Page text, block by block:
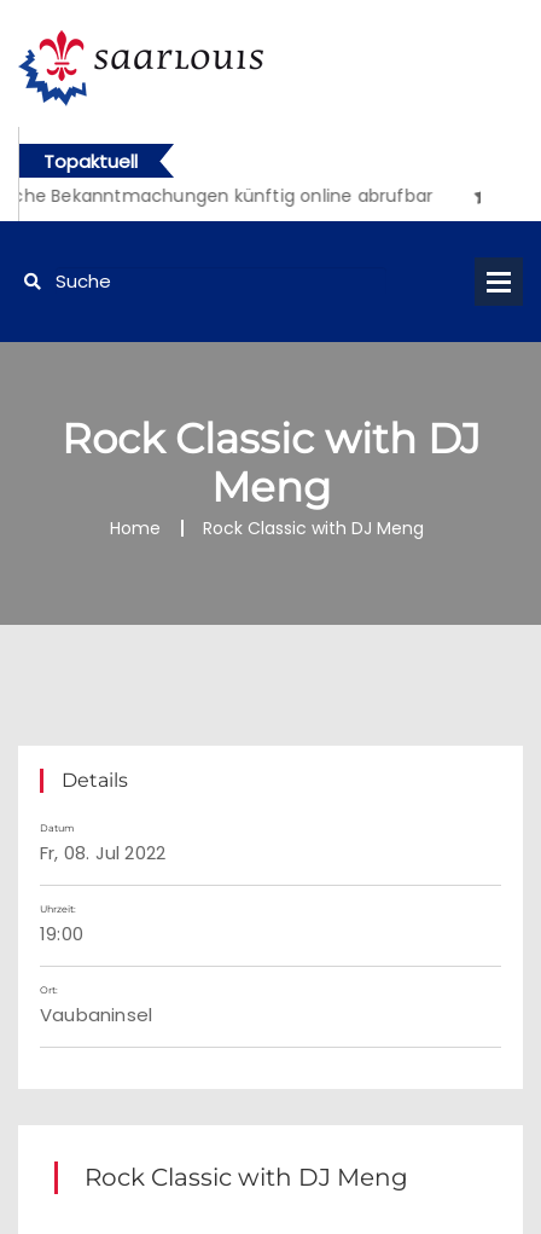
Topaktuell
Bekanntmachungen künftig online abrufbar
Rock Classic with DJ
Meng
Home Rock Classic with DJ Meng
Details
Datum
Fr, 08. Jul 2022
Uhrzeit:
19:00
Ort:
Vaubaninsel
Rock Classic with DJ Meng